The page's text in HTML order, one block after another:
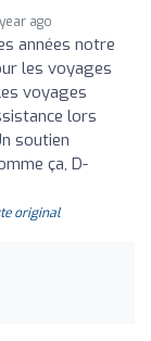
ago
années notre
les voyages
voyages
lors
soutien
ça, D-
original